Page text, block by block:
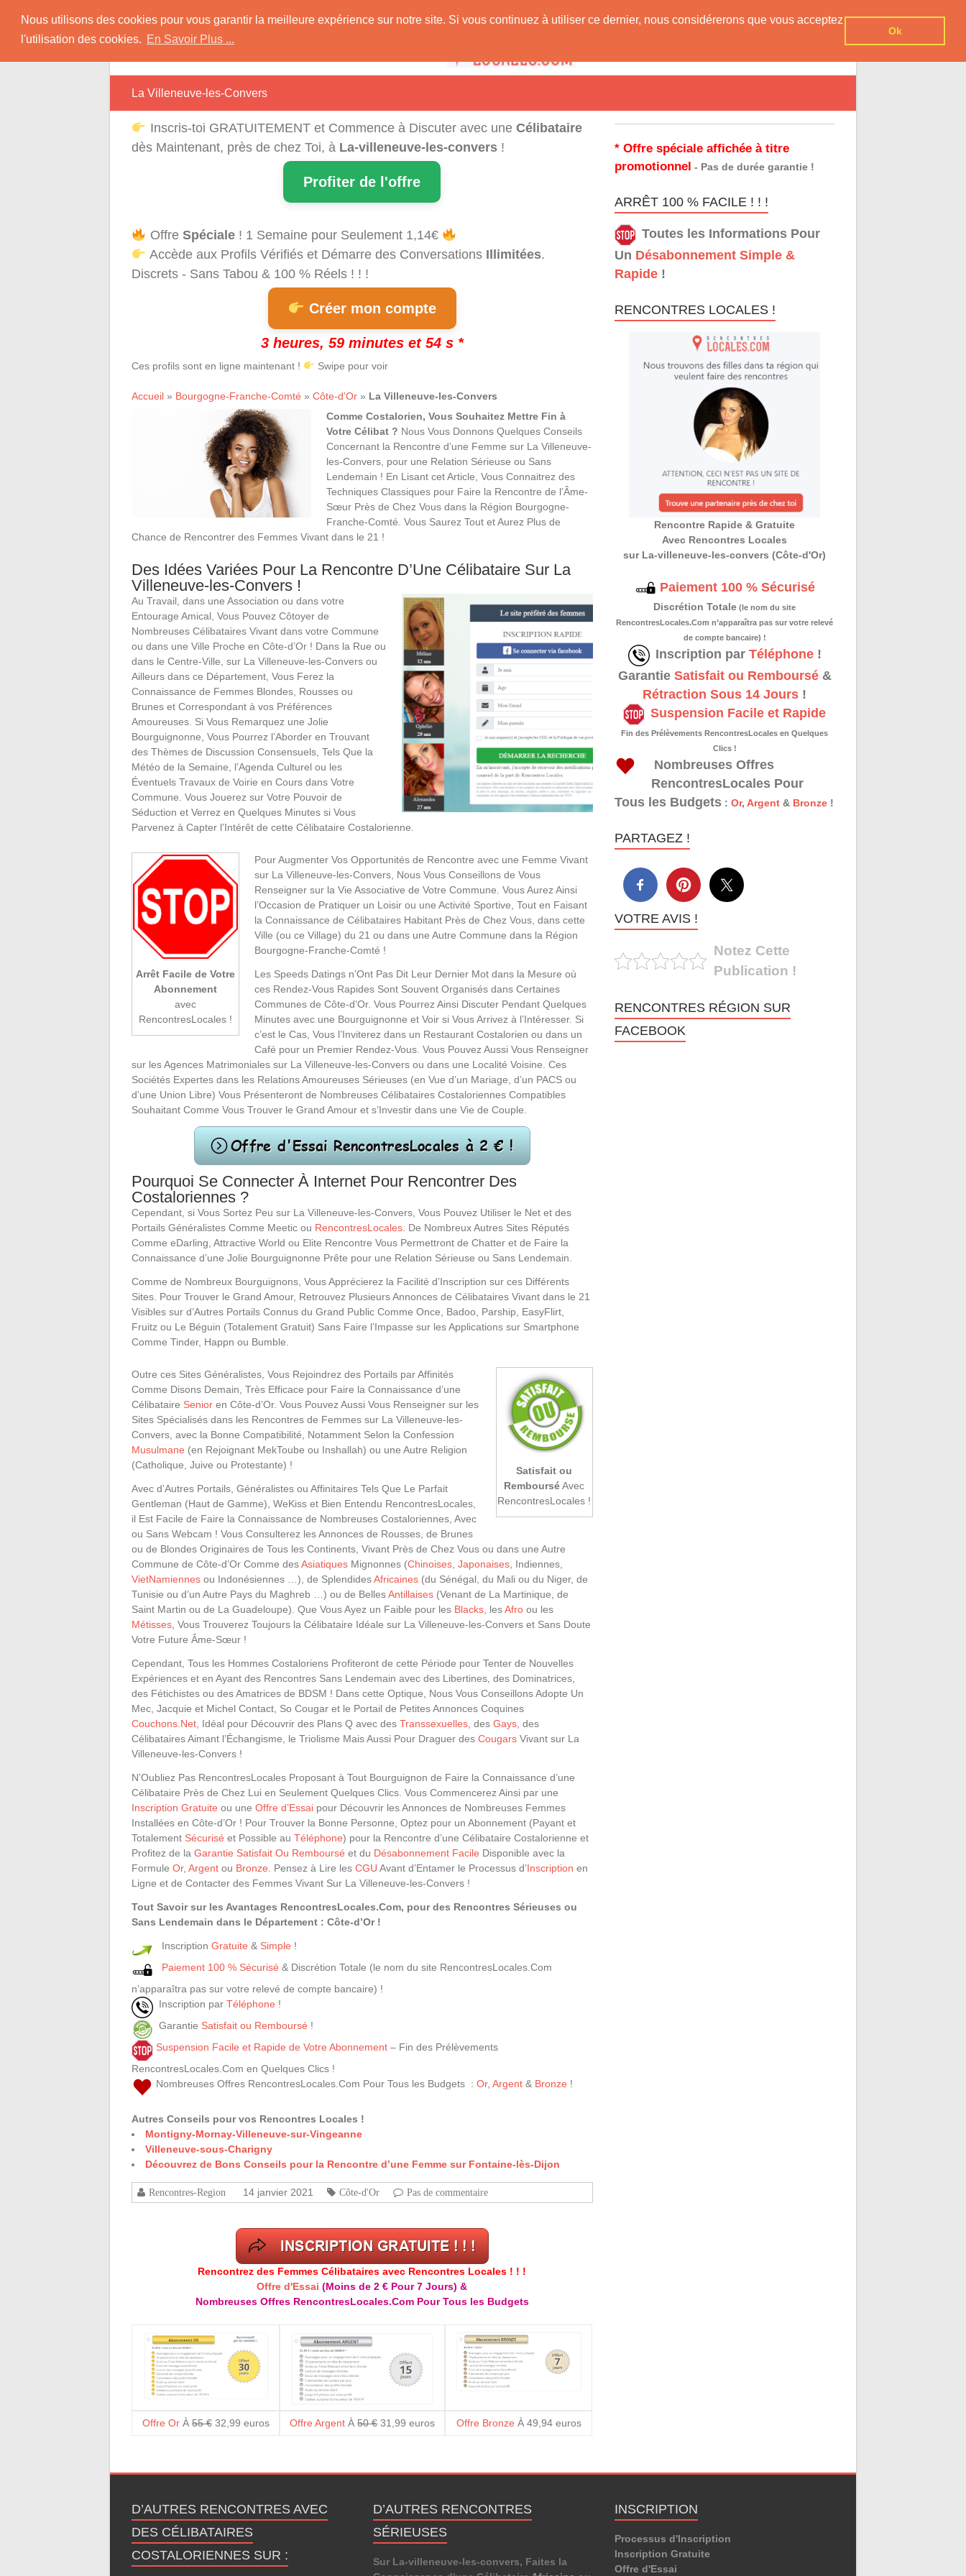
Nous utilisons des cookies pour vous garantir la meilleure expérience sur notre site. Si vous continuez à utiliser ce dernier, nous considérerons que vous acceptez
l'utilisation des cookies. En Savoir Plus ...
Ok
content
Rencontres Région
Rencontrez Une Célibataire Près de chez Vous !
La Villeneuve-les-Convers
Inscris-toi GRATUITEMENT et Commence à Discuter avec une Célibataire
dès Maintenant, près de chez Toi, à La-villeneuve-les-convers !
Profiter de l'offre
Offre Spéciale! 1 Semaine pour Seulement 1,14€
Accède aux Profils Vérifiés et Démarre des Conversations Illimitées.
Discrets - Sans Tabou & 100 % Réels ! ! !
Créer mon compte
3 heures, 59 minutes et 53 s *
Ces profils sont en ligne maintenant ! Swipe pour voir
Accueil » Bourgogne-Franche-Comté » Côte-d'Or » La Villeneuve-les-Convers
Comme Costalorien, Vous Souhaitez Mettre Fin à
Votre Célibat ? Nous Vous Donnons Quelques Conseils
Concernant la Rencontre d’une Femme sur La Villeneuve-
les-Convers, pour une Relation Sérieuse ou Sans
Lendemain ! En Lisant cet Article, Vous Connaitrez des
Techniques Classiques pour Faire la Rencontre de l’Âme-
Sœur Près de Chez Vous dans la Région Bourgogne-
Franche-Comté. Vous Saurez Tout et Aurez Plus de
Chance de Rencontrer des Femmes Vivant dans le 21 !
Des Idées Variées Pour La Rencontre D’Une Célibataire Sur La
Villeneuve-les-Convers !
Au Travail, dans une Association ou dans votre
Entourage Amical, Vous Pouvez Côtoyer de
Nombreuses Célibataires Vivant dans votre Commune
ou dans une Ville Proche en Côte-d’Or ! Dans la Rue ou
dans le Centre-Ville, sur La Villeneuve-les-Convers ou
Ailleurs dans ce Département, Vous Ferez la
Connaissance de Femmes Blondes, Rousses ou
Brunes et Correspondant à vos Préférences
Amoureuses. Si Vous Remarquez une Jolie
Bourguignonne, Vous Pourrez l’Aborder en Trouvant
des Thèmes de Discussion Consensuels, Tels Que la
Météo de la Semaine, l’Agenda Culturel ou les
Éventuels Travaux de Voirie en Cours dans Votre
Commune. Vous Jouerez sur Votre Pouvoir de
Séduction et Verrez en Quelques Minutes si Vous
Parvenez à Capter l’Intérêt de cette Célibataire Costalorienne.
Arrêt Facile de Votre
Abonnement
avec
RencontresLocales !
Pour Augmenter Vos Opportunités de Rencontre avec une Femme Vivant
sur La Villeneuve-les-Convers, Nous Vous Conseillons de Vous
Renseigner sur la Vie Associative de Votre Commune. Vous Aurez Ainsi
l’Occasion de Pratiquer un Loisir ou une Activité Sportive, Tout en Faisant
la Connaissance de Célibataires Habitant Près de Chez Vous, dans cette
Ville (ou ce Village) du 21 ou dans une Autre Commune dans la Région
Bourgogne-Franche-Comté !
Les Speeds Datings n’Ont Pas Dit Leur Dernier Mot dans la Mesure où
ces Rendez-Vous Rapides Sont Souvent Organisés dans Certaines
Communes de Côte-d’Or. Vous Pourrez Ainsi Discuter Pendant Quelques
Minutes avec une Bourguignonne et Voir si Vous Arrivez à l’Intéresser. Si
c’est le Cas, Vous l’Inviterez dans un Restaurant Costalorien ou dans un
Café pour un Premier Rendez-Vous. Vous Pouvez Aussi Vous Renseigner
sur les Agences Matrimoniales sur La Villeneuve-les-Convers ou dans une Localité Voisine. Ces
Sociétés Expertes dans les Relations Amoureuses Sérieuses (en Vue d’un Mariage, d’un PACS ou
d’une Union Libre) Vous Présenteront de Nombreuses Célibataires Costaloriennes Compatibles
Souhaitant Comme Vous Trouver le Grand Amour et s’Investir dans une Vie de Couple.
Pourquoi Se Connecter À Internet Pour Rencontrer Des
Costaloriennes ?
Cependant, si Vous Sortez Peu sur La Villeneuve-les-Convers, Vous Pouvez Utiliser le Net et des
Portails Généralistes Comme Meetic ou RencontresLocales . De Nombreux Autres Sites Réputés
Comme eDarling, Attractive World ou Elite Rencontre Vous Permettront de Chatter et de Faire la
Connaissance d’une Jolie Bourguignonne Prête pour une Relation Sérieuse ou Sans Lendemain.
Comme de Nombreux Bourguignons, Vous Apprécierez la Facilité d’Inscription sur ces Différents
Sites. Pour Trouver le Grand Amour, Retrouvez Plusieurs Annonces de Célibataires Vivant dans le 21
Visibles sur d’Autres Portails Connus du Grand Public Comme Once, Badoo, Parship, EasyFlirt,
Fruitz ou Le Béguin (Totalement Gratuit) Sans Faire l’Impasse sur les Applications sur Smartphone
Comme Tinder, Happn ou Bumble.
Satisfait ou
RembourséAvec
RencontresLocales !
Outre ces Sites Généralistes, Vous Rejoindrez des Portails par Affinités
Comme Disons Demain, Très Efficace pour Faire la Connaissance d’une
Célibataire Senior en Côte-d’Or. Vous Pouvez Aussi Vous Renseigner sur les
Sites Spécialisés dans les Rencontres de Femmes sur La Villeneuve-les-
Convers, avec la Bonne Compatibilité, Notamment Selon la Confession
Musulmane (en Rejoignant MekToube ou Inshallah) ou une Autre Religion
(Catholique, Juive ou Protestante) !
Avec d’Autres Portails, Généralistes ou Affinitaires Tels Que Le Parfait
Gentleman (Haut de Gamme), WeKiss et Bien Entendu RencontresLocales,
il Est Facile de Faire la Connaissance de Nombreuses Costaloriennes, Avec
ou Sans Webcam ! Vous Consulterez les Annonces de Rousses, de Brunes
ou de Blondes Originaires de Tous les Continents, Vivant Près de Chez Vous ou dans une Autre
Commune de Côte-d’Or Comme desAsiatiques Mignonnes (Chinoises Japonaises , Indiennes,
VietNamiennes ou Indonésiennes …), de SplendidesAfricaines (du Sénégal, du Mali ou du Niger, de
Tunisie ou d’un Autre Pays du Maghreb …) ou de BellesAntillaises (Venant de La Martinique, de
Saint Martin ou de La Guadeloupe). Que Vous Ayez un Faible pour les Blacks , lesAfro ou les
Métisses , Vous Trouverez Toujours la Célibataire Idéale sur La Villeneuve-les-Convers et Sans Doute
Votre Future Âme-Sœur !
Cependant, Tous les Hommes Costaloriens Profiteront de cette Période pour Tenter de Nouvelles
Expériences et en Ayant des Rencontres Sans Lendemain avec des Libertines, des Dominatrices,
des Fétichistes ou des Amatrices de BDSM ! Dans cette Optique, Nous Vous Conseillons Adopte Un
Mec, Jacquie et Michel Contact, So Cougar et le Portail de Petites Annonces Coquines
Couchons.Net , Idéal pour Découvrir des Plans Q avec des Transsexuelles , des Gays , des
Célibataires Aimant l’Échangisme, le Triolisme Mais Aussi Pour Draguer des Cougars Vivant sur La
Villeneuve-les-Convers !
N’Oubliez Pas RencontresLocales Proposant à Tout Bourguignon de Faire la Connaissance d’une
Célibataire Près de Chez Lui en Seulement Quelques Clics. Vous Commencerez Ainsi par une
Inscription Gratuite ou une Offre d’Essai pour Découvrir les Annonces de Nombreuses Femmes
Installées en Côte-d’Or ! Pour Trouver la Bonne Personne, Optez pour un Abonnement (Payant et
Totalement Sécurisé et Possible au Téléphone) pour la Rencontre d’une Célibataire Costalorienne et
Profitez de la Garantie Satisfait Ou Remboursé et du Désabonnement Facile Disponible avec la
Formule Or, Argent ou Bronze . Pensez à Lire les CGU Avant d’Entamer le Processus d’Inscription en
Ligne et de Contacter des Femmes Vivant Sur La Villeneuve-les-Convers !
Tout Savoir sur les Avantages RencontresLocales.Com, pour des Rencontres Sérieuses ou
Sans Lendemain dans le Département : Côte-d’Or !
Inscription Gratuite & Simple !
Paiement 100 % Sécurisé & Discrétion Totale (le nom du site RencontresLocales.Com
n’apparaîtra pas sur votre relevé de compte bancaire) !
Inscription par Téléphone !
Garantie Satisfait ou Remboursé !
Suspension Facile et Rapide de Votre Abonnement – Fin des Prélèvements
RencontresLocales.Com en Quelques Clics !
Nombreuses Offres RencontresLocales.Com Pour Tous les Budgets : Or, Argent & Bronze !
Autres Conseils pour vos Rencontres Locales !
Montigny-Mornay-Villeneuve-sur-Vingeanne
Villeneuve-sous-Charigny
Découvrez de Bons Conseils pour la Rencontre d’une Femme sur Fontaine-lès-Dijon
Rencontres-Region 14 janvier 2021 Côte-d'Or Pas de commentaire
Rencontrez des Femmes Célibataires avec Rencontres Locales ! ! !
Offre d'Essai (Moins de 2 € Pour 7 Jours) &
Nombreuses Offres RencontresLocales.Com Pour Tous les Budgets
Offre OrÀ 55 €32,99 euros Offre Argent À50 €31,99 euros Offre Bronze À 49,94 euros
* Offre spéciale affichée à titre
promotionnel - Pas de durée garantie !
ARRÊT 100 % FACILE ! ! !
Toutes les Informations Pour
Un Désabonnement Simple &
Rapide !
RENCONTRES LOCALES !
Rencontre Rapide & Gratuite
Avec Rencontres Locales
sur La-villeneuve-les-convers (Côte-d'Or)
Paiement 100 % Sécurisé
Discrétion Totale (le nom du site
RencontresLocales.Com n’apparaîtra pas sur votre relevé
de compte bancaire) !
Inscription par Téléphone!
Garantie Satisfait ou Remboursé&
Rétraction Sous 14 Jours !
Suspension Facile et Rapide
Fin des Prélèvements RencontresLocales en Quelques
Clics !
Nombreuses Offres
RencontresLocales Pour
Tous les Budgets :Or,Argent & Bronze !
PARTAGEZ !
VOTRE AVIS !
Notez Cette
Publication !
RENCONTRES RÉGION SUR
FACEBOOK
D’AUTRES RENCONTRES AVEC
DES CÉLIBATAIRES
COSTALORIENNES SUR :
D’AUTRES RENCONTRES
SÉRIEUSES
Sur La-villeneuve-les-convers, Faites la
INSCRIPTION
Processus d'Inscription
Inscription Gratuite
Offre d'Essai